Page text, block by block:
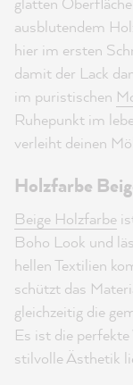
ausblutendem
hier im ersten
damit der Lack
im puristischen
Ruhepunkt im
verleiht deinen
Holzfarbe
Beige Holzfarbe
Boho Look und
hellen Textilien
schützt das
gleichzeitig die
Es ist die perfekte
stilvolle Ästhetik